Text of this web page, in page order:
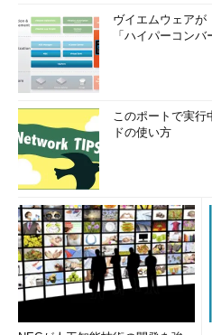
ヴイエムウェアが
「ハイパーコン
このポートで実行
ドの使い方